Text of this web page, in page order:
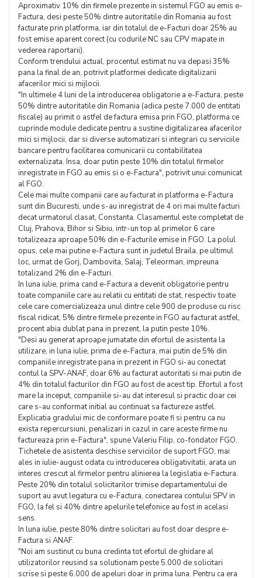
Aproximativ 10% din firmele prezente in sistemul FGO au emis e-
Factura, desi peste 50% dintre autoritatile din Romania au fost
facturate prin platforma, iar din totalul de e-Facturi doar 25% au
fost emise aparent corect (cu codurile NC sau CPV mapate in
vederea raportarii).
Conform trendului actual, procentul estimat nu va depasi 35%
pana la final de an, potrivit platformei dedicate digitalizarii
afacerilor mici si mijlocii.
"In ultimele 4 luni de la introducerea obligatorie a e-Factura, peste
50% dintre autoritatile din Romania (adica peste 7.000 de entitati
fiscale) au primit o astfel de factura emisa prin FGO, platforma ce
cuprinde module dedicate pentru a sustine digitalizarea afacerilor
mici si mijlocii, dar si diverse automatizari si integrari cu serviciile
bancare pentru facilitarea comunicarii cu contabilitatea
externalizata. Insa, doar putin peste 10% din totalul firmelor
inregistrate in FGO au emis si o e-Factura", potrivit unui comunicat
al FGO.
Cele mai multe companii care au facturat in platforma e-Factura
sunt din Bucuresti, unde s-au inregistrat de 4 ori mai multe facturi
decat urmatorul clasat, Constanta. Clasamentul este completat de
Cluj, Prahova, Bihor si Sibiu, intr-un top al primelor 6 care
totalizeaza aproape 50% din e-Facturile emise in FGO. La polul
opus, cele mai putine e-Factura sunt in judetul Braila, pe ultimul
loc, urmat de Gorj, Dambovita, Salaj, Teleorman, impreuna
totalizand 2% din e-Facturi.
In luna iulie, prima cand e-Factura a devenit obligatorie pentru
toate companiile care au relatii cu entitati de stat, respectiv toate
cele care comercializeaza unul dintre cele 900 de produse cu risc
fiscal ridicat, 5% dintre firmele prezente in FGO au facturat astfel,
procent abia dublat pana in prezent, la putin peste 10%.
"Desi au generat aproape jumatate din efortul de asistenta la
utilizare, in luna iulie, prima de e-Factura, mai putin de 5% din
companiile inregistrate pana in prezent in FGO si-au conectat
contul la SPV-ANAF, doar 6% au facturat autoritati si mai putin de
4% din totalul facturilor din FGO au fost de acest tip. Efortul a fost
mare la inceput, companiile si-au dat interesul si practic doar cei
care s-au conformat initial au continuat sa factureze astfel.
Explicatia gradului mic de conformare poate fi si pentru ca nu
exista repercursiuni, penalizari in cazul in care aceste firme nu
factureaza prin e-Factura", spune Valeriu Filip, co-fondator FGO.
Tichetele de asistenta deschise serviciilor de suport FGO, mai
ales in iulie-august odata cu introducerea obligativitatii, arata un
interes crescut al firmelor pentru alinierea la legislatia e-Factura.
Peste 20% din totalul solicitarilor trimise departamentului de
suport au avut legatura cu e-Factura, conectarea contului SPV in
FGO, la fel si 40% dintre apelurile telefonice au fost in acelasi
sens.
In luna iulie, peste 80% dintre solicitari au fost doar despre e-
Factura si ANAF.
"Noi am sustinut cu buna credinta tot efortul de ghidare al
utilizatorilor reusind sa solutionam peste 5.000 de solicitari
scrise si peste 6.000 de apeluri doar in prima luna. Pentru ca era